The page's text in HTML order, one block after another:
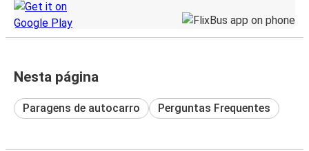
Nesta página
Paragens de autocarro Perguntas Frequentes